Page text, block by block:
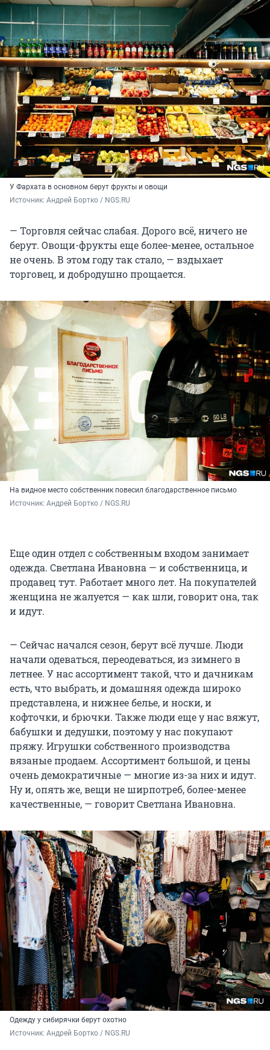
У Фархата в основном берут фрукты и овощи
Источник: Андрей Бортко / NGS.RU
— Торговля сейчас слабая. Дорого всё, ничего не
берут. Овощи-фрукты еще более-менее, остальное
не очень. В этом году так стало, — вздыхает
торговец, и добродушно прощается.
На видное место собственник повесил благодарственное письмо
Источник: Андрей Бортко / NGS.RU
Еще один отдел с собственным входом занимает
одежда. Светлана Ивановна — и собственница, и
продавец тут. Работает много лет. На покупателей
женщина не жалуется — как шли, говорит она, так
и идут.
— Сейчас начался сезон, берут всё лучше. Люди
начали одеваться, переодеваться, из зимнего в
летнее. У нас ассортимент такой, что и дачникам
есть, что выбрать, и домашняя одежда широко
представлена, и нижнее белье, и носки, и
кофточки, и брючки. Также люди еще у нас вяжут,
бабушки и дедушки, поэтому у нас покупают
пряжу. Игрушки собственного производства
вязаные продаем. Ассортимент большой, и цены
очень демократичные — многие из-за них и идут.
Ну и, опять же, вещи не ширпотреб, более-менее
качественные, — говорит Светлана Ивановна.
Одежду у сибирячки берут охотно
Источник: Андрей Бортко / NGS.RU